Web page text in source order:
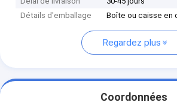
Détails d'emballage
Boîte ou caisse en
Regardez plus
Coordonnées